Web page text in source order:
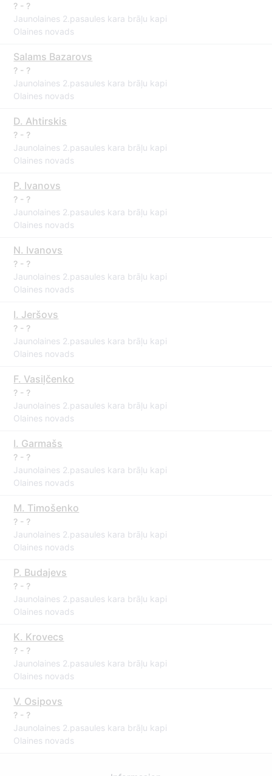
? - ?
Jaunolaines 2.pasaules kara brāļu kapi
Olaines novads
Salams Bazarovs
? - ?
Jaunolaines 2.pasaules kara brāļu kapi
Olaines novads
D. Ahtirskis
? - ?
Jaunolaines 2.pasaules kara brāļu kapi
Olaines novads
P. Ivanovs
? - ?
Jaunolaines 2.pasaules kara brāļu kapi
Olaines novads
N. Ivanovs
? - ?
Jaunolaines 2.pasaules kara brāļu kapi
Olaines novads
I. Jeršovs
? - ?
Jaunolaines 2.pasaules kara brāļu kapi
Olaines novads
F. Vasiļčenko
? - ?
Jaunolaines 2.pasaules kara brāļu kapi
Olaines novads
I. Garmašs
? - ?
Jaunolaines 2.pasaules kara brāļu kapi
Olaines novads
M. Timošenko
? - ?
Jaunolaines 2.pasaules kara brāļu kapi
Olaines novads
P. Budajevs
? - ?
Jaunolaines 2.pasaules kara brāļu kapi
Olaines novads
K. Krovecs
? - ?
Jaunolaines 2.pasaules kara brāļu kapi
Olaines novads
V. Osipovs
? - ?
Jaunolaines 2.pasaules kara brāļu kapi
Olaines novads